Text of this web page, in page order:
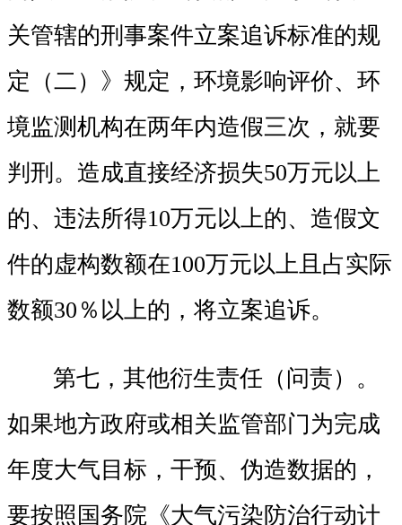
关管辖的刑事案件立案追诉标准的规
定（二）》规定，环境影响评价、环
境监测机构在两年内造假三次，就要
判刑。造成直接经济损失50万元以上
的、违法所得10万元以上的、造假文
件的虚构数额在100万元以上且占实际
数额30％以上的，将立案追诉。
第七，其他衍生责任（问责）。
如果地方政府或相关监管部门为完成
年度大气目标，干预、伪造数据的，
要按照国务院《大气污染防治行动计